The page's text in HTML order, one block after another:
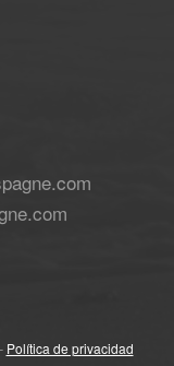
Política de privacidad